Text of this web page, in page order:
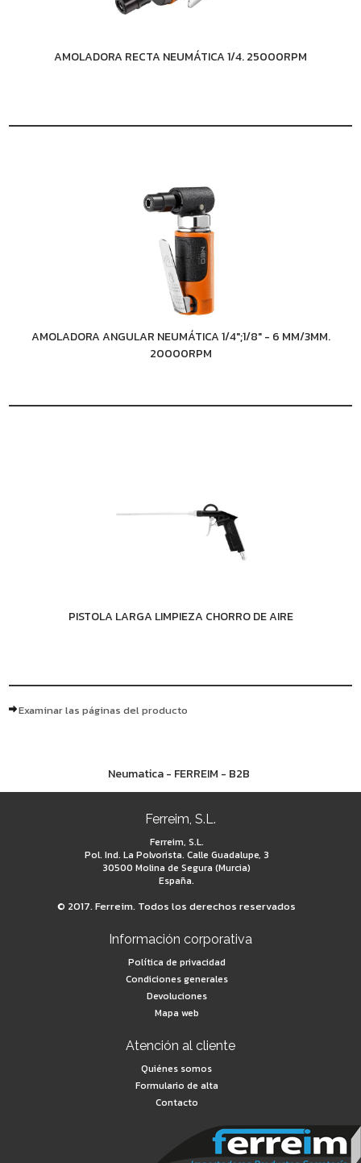
AMOLADORA RECTA NEUMÁTICA 1/4. 25000RPM
AMOLADORA ANGULAR NEUMÁTICA 1/4";1/8" - 6 MM/3MM.
20000RPM
PISTOLA LARGA LIMPIEZA CHORRO DE AIRE
Examinar las páginas del producto
Neumatica - FERREIM - B2B
Ferreim, S.L.
Ferreim, S.L.
Pol. Ind. La Polvorista. Calle Guadalupe, 3
30500 Molina de Segura (Murcia)
España.
© 2017. Ferreim. Todos los derechos reservados
Información corporativa
Política de privacidad
Condiciones generales
Devoluciones
Mapa web
Atención al cliente
Quiénes somos
Formulario de alta
Contacto